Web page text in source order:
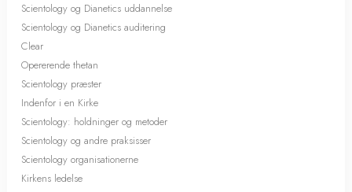
Scientology og Dianetics uddannelse
Scientology og Dianetics auditering
Clear
Opererende thetan
Scientology præster
Indenfor i en Kirke
Scientology: holdninger og metoder
Scientology og andre praksisser
Scientology organisationerne
Kirkens ledelse